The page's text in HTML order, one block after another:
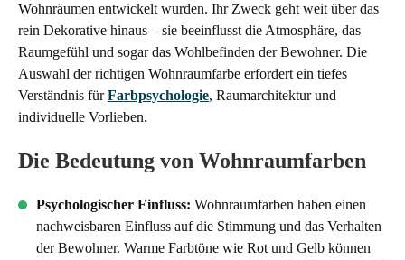
Wohnräumen entwickelt wurden. Ihr Zweck geht weit über das
rein Dekorative hinaus – sie beeinflusst die Atmosphäre, das
Raumgefühl und sogar das Wohlbefinden der Bewohner. Die
Auswahl der richtigen Wohnraumfarbe erfordert ein tiefes
Verständnis fürFarbpsychologie, Raumarchitektur und
individuelle Vorlieben.
Die Bedeutung von Wohnraumfarben
Psychologischer Einfluss: Wohnraumfarben haben einen
nachweisbaren Einfluss auf die Stimmung und das Verhalten
der Bewohner. Warme Farbtöne wie Rot und Gelb können